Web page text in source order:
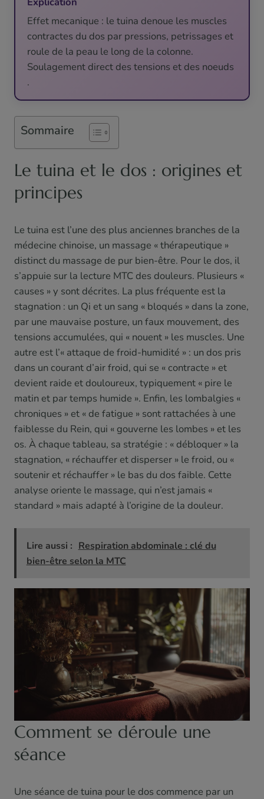
Effet mecanique : le tuina denoue les muscles
contractes du dos par pressions, petrissages et
roule de la peau le long de la colonne.
Soulagement direct des tensions et des noeuds
.
Sommaire
Le tuina et le dos : origines et
principes
Le tuina est l’une des plus anciennes branches de la
médecine chinoise, un massage « thérapeutique »
distinct du massage de pur bien-être. Pour le dos, il
s’appuie sur la lecture MTC des douleurs. Plusieurs «
causes » y sont décrites. La plus fréquente est la
stagnation : un Qi et un sang « bloqués » dans la zone,
par une mauvaise posture, un faux mouvement, des
tensions accumulées, qui « nouent » les muscles. Une
autre est l’« attaque de froid-humidité » : un dos pris
dans un courant d’air froid, qui se « contracte » et
devient raide et douloureux, typiquement « pire le
matin et par temps humide ». Enfin, les lombalgies «
chroniques » et « de fatigue » sont rattachées à une
faiblesse du Rein, qui « gouverne les lombes » et les
os. À chaque tableau, sa stratégie : « débloquer » la
stagnation, « réchauffer et disperser » le froid, ou «
soutenir et réchauffer » le bas du dos faible. Cette
analyse oriente le massage, qui n’est jamais «
standard » mais adapté à l’origine de la douleur.
Lire aussi : Respiration abdominale : clé du
bien-être selon la MTC
Comment se déroule une
séance
Une séance de tuina pour le dos commence par un